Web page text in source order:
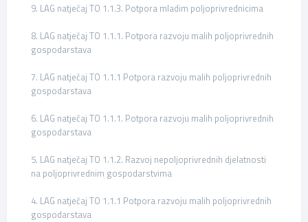
9. LAG natječaj TO 1.1.3. Potpora mladim poljoprivrednicima
8. LAG natječaj TO 1.1.1. Potpora razvoju malih poljoprivrednih
gospodarstava
7. LAG natječaj TO 1.1.1 Potpora razvoju malih poljoprivrednih
gospodarstava
6. LAG natječaj TO 1.1.1. Potpora razvoju malih poljoprivrednih
gospodarstava
5. LAG natječaj TO 1.1.2. Razvoj nepoljoprivrednih djelatnosti
na poljoprivrednim gospodarstvima
4. LAG natječaj TO 1.1.1 Potpora razvoju malih poljoprivrednih
gospodarstava